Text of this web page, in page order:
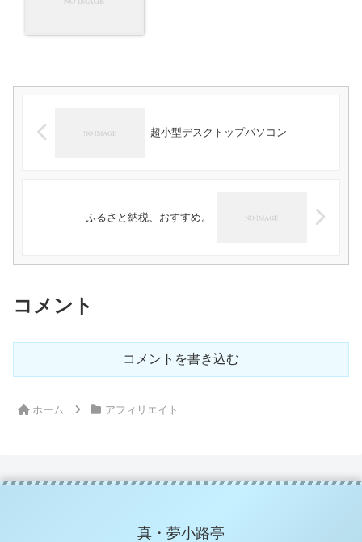
超小型デスクトップパソコン
ふるさと納税、おすすめ。
コメント
コメントを書き込む
ホーム アフィリエイト
真・夢小路亭